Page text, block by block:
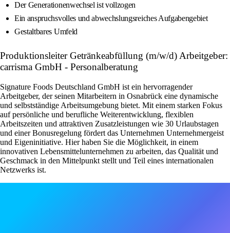
Der Generationenwechsel ist vollzogen
Ein anspruchsvolles und abwechslungsreiches Aufgabengebiet
Gestaltbares Umfeld
Produktionsleiter Getränkeabfüllung (m/w/d) Arbeitgeber:
carrisma GmbH - Personalberatung
Signature Foods Deutschland GmbH ist ein hervorragender
Arbeitgeber, der seinen Mitarbeitern in Osnabrück eine dynamische
und selbstständige Arbeitsumgebung bietet. Mit einem starken Fokus
auf persönliche und berufliche Weiterentwicklung, flexiblen
Arbeitszeiten und attraktiven Zusatzleistungen wie 30 Urlaubstagen
und einer Bonusregelung fördert das Unternehmen Unternehmergeist
und Eigeninitiative. Hier haben Sie die Möglichkeit, in einem
innovativen Lebensmittelunternehmen zu arbeiten, das Qualität und
Geschmack in den Mittelpunkt stellt und Teil eines internationalen
Netzwerks ist.